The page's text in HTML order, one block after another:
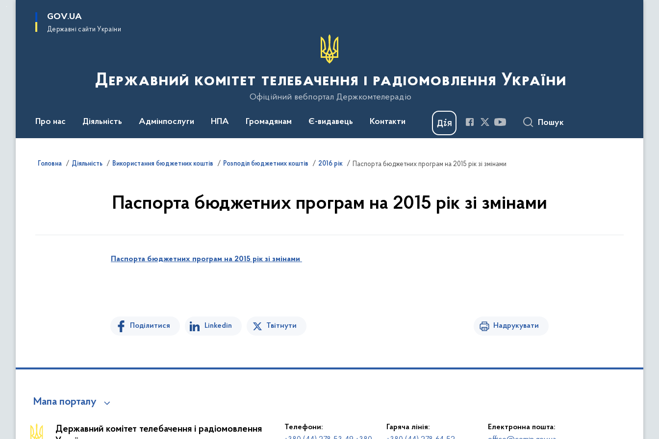
основного
GOV.UA
Державні сайти України
Державний комітет телебачення і радіомовлення України
Офіційний вебпортал Держкомтелерадіо
Про нас Діяльність Адмінпослуги НПА Громадянам Є-видавець Контакти Пошук
Головна Діяльність Використання бюджетних коштів Розподіл бюджетних коштів 2016 рік Паспорта бюджетних програм на 2015 рік зі змінами
Паспорта бюджетних програм на 2015 рік зі змінами
Паспорта бюджетних програм на 2015 рік зі змінами
Поділитися Linkedin Твітнути Надрукувати
Мапа порталу
Державний комітет телебачення і радіомовлення
Телефони:
Гаряча лінія:
Електронна пошта: